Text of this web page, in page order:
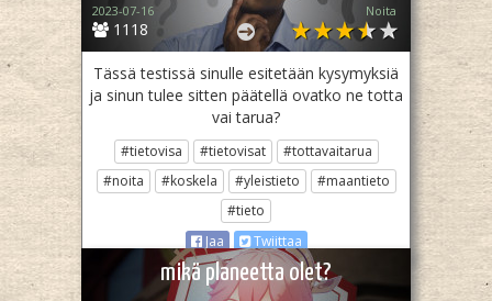
1118
2023-07-16 Noita
Tässä testissä sinulle esitetään kysymyksiä
ja sinun tulee sitten päätellä ovatko ne totta
vai tarua?
#tietovisa #tietovisat
#tottavaitarua
#noita
#koskela #yleistieto
#maantieto
#tieto
Jaa
Twiittaa
mikä planeetta olet?